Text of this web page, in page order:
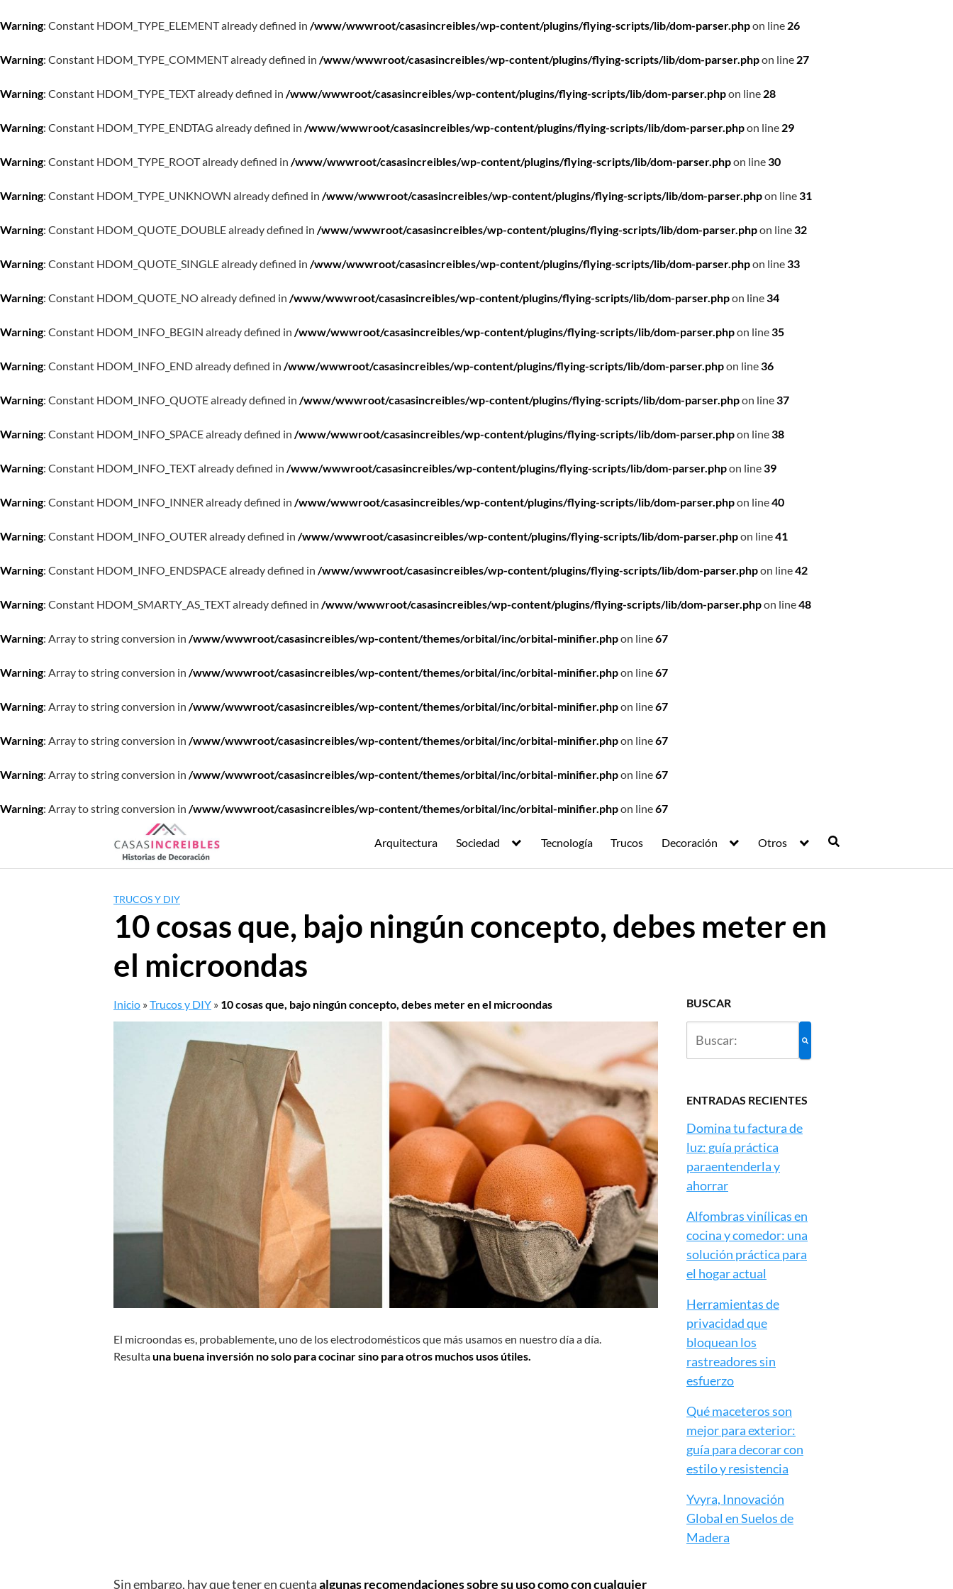
Warning: Constant HDOM_TYPE_ELEMENT already defined in /www/wwwroot/casasincreibles/wp-content/plugins/flying-scripts/lib/dom-parser.phpon line 26
Warning: Constant HDOM_TYPE_COMMENT already defined in /www/wwwroot/casasincreibles/wp-content/plugins/flying-scripts/lib/dom-parser.phpon line 27
Warning: Constant HDOM_TYPE_TEXT already defined in /www/wwwroot/casasincreibles/wp-content/plugins/flying-scripts/lib/dom-parser.phpon line 28
Warning: Constant HDOM_TYPE_ENDTAG already defined in /www/wwwroot/casasincreibles/wp-content/plugins/flying-scripts/lib/dom-parser.phpon line 29
Warning: Constant HDOM_TYPE_ROOT already defined in /www/wwwroot/casasincreibles/wp-content/plugins/flying-scripts/lib/dom-parser.phpon line30
Warning: Constant HDOM_TYPE_UNKNOWN already defined in /www/wwwroot/casasincreibles/wp-content/plugins/flying-scripts/lib/dom-parser.phpon line31
Warning: Constant HDOM_QUOTE_DOUBLE already defined in /www/wwwroot/casasincreibles/wp-content/plugins/flying-scripts/lib/dom-parser.phpon line32
Warning: Constant HDOM_QUOTE_SINGLE already defined in /www/wwwroot/casasincreibles/wp-content/plugins/flying-scripts/lib/dom-parser.phpon line33
Warning: Constant HDOM_QUOTE_NO already defined in /www/wwwroot/casasincreibles/wp-content/plugins/flying-scripts/lib/dom-parser.phpon line34
Warning: Constant HDOM_INFO_BEGIN already defined in /www/wwwroot/casasincreibles/wp-content/plugins/flying-scripts/lib/dom-parser.phpon line35
Warning: Constant HDOM_INFO_END already defined in /www/wwwroot/casasincreibles/wp-content/plugins/flying-scripts/lib/dom-parser.phpon line36
Warning: Constant HDOM_INFO_QUOTE already defined in /www/wwwroot/casasincreibles/wp-content/plugins/flying-scripts/lib/dom-parser.phpon line37
Warning: Constant HDOM_INFO_SPACE already defined in /www/wwwroot/casasincreibles/wp-content/plugins/flying-scripts/lib/dom-parser.phpon line38
Warning: Constant HDOM_INFO_TEXT already defined in /www/wwwroot/casasincreibles/wp-content/plugins/flying-scripts/lib/dom-parser.phpon line39
Warning: Constant HDOM_INFO_INNER already defined in /www/wwwroot/casasincreibles/wp-content/plugins/flying-scripts/lib/dom-parser.phpon line40
Warning: Constant HDOM_INFO_OUTER already defined in /www/wwwroot/casasincreibles/wp-content/plugins/flying-scripts/lib/dom-parser.phpon line41
Warning: Constant HDOM_INFO_ENDSPACE already defined in /www/wwwroot/casasincreibles/wp-content/plugins/flying-scripts/lib/dom-parser.phpon line42
Warning: Constant HDOM_SMARTY_AS_TEXT already defined in /www/wwwroot/casasincreibles/wp-content/plugins/flying-scripts/lib/dom-parser.phpon line48
Warning: Array to string conversion in /www/wwwroot/casasincreibles/wp-content/themes/orbital/inc/orbital-minifier.phpon line67
Warning: Array to string conversion in /www/wwwroot/casasincreibles/wp-content/themes/orbital/inc/orbital-minifier.phpon line67
Warning: Array to string conversion in /www/wwwroot/casasincreibles/wp-content/themes/orbital/inc/orbital-minifier.phpon line67
Warning: Array to string conversion in /www/wwwroot/casasincreibles/wp-content/themes/orbital/inc/orbital-minifier.phpon line67
Warning: Array to string conversion in /www/wwwroot/casasincreibles/wp-content/themes/orbital/inc/orbital-minifier.phpon line67
Warning: Array to string conversion in /www/wwwroot/casasincreibles/wp-content/themes/orbital/inc/orbital-minifier.phpon line67
Arquitectura Sociedad Tecnología Trucos Decoración Otros
TRUCOS Y DIY
10 cosas que, bajo ningún concepto, debes meter en
el microondas
Inicio »Trucos y DIY » 10 cosas que, bajo ningún concepto, debes meter en el microondas
El microondas es, probablemente, uno de los electrodomésticos que más usamos en nuestro día a día.
Resultauna buena inversión no solo para cocinar sino para otros muchos usos útiles.
Sin embargo, hay que tener en cuentaalgunas recomendaciones sobre su uso como con cualquier
BUSCAR
ENTRADAS RECIENTES
Domina tu factura de
luz: guía práctica
paraentenderla y
ahorrar
Alfombras vinílicas en
cocina y comedor: una
solución práctica para
el hogar actual
Herramientas de
privacidad que
bloquean los
rastreadores sin
esfuerzo
Qué maceteros son
mejor para exterior:
guía para decorar con
estilo y resistencia
Yvyra, Innovación
Global en Suelos de
Madera